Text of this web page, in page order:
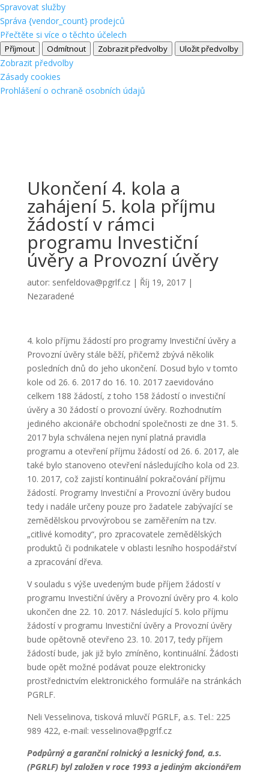
Spravovat služby
Správa {vendor_count} prodejců
Přečtěte si více o těchto účelech
Příjmout Odmítnout Zobrazit předvolby Uložit předvolby
Zobrazit předvolby
Zásady cookies
Prohlášení o ochraně osobních údajů
Ukončení 4. kola a
zahájení 5. kola příjmu
žádostí v rámci
programu Investiční
úvěry a Provozní úvěry
autor: senfeldova@pgrlf.cz| Říj 19, 2017|
Nezaradené
4. kolo příjmu žádostí pro programy Investiční úvěry a
Provozní úvěry stále běží, přičemž zbývá několik
posledních dnů do jeho ukončení. Dosud bylo v tomto
kole od 26. 6. 2017 do 16. 10. 2017 zaevidováno
celkem 188 žádostí, z toho 158 žádostí o investiční
úvěry a 30 žádostí o provozní úvěry. Rozhodnutím
jediného akcionáře obchodní společnosti ze dne 31. 5.
2017 byla schválena nejen nyní platná pravidla
programu a otevření příjmu žádostí od 26. 6. 2017, ale
také bylo stanoveno otevření následujícího kola od 23.
10. 2017, což zajistí kontinuální pokračování příjmu
žádostí. Programy Investiční a Provozní úvěry budou
tedy i nadále určeny pouze pro žadatele zabývající se
zemědělskou prvovýrobou se zaměřením na tzv.
„citlivé komodity“, pro zpracovatele zemědělských
produktů či podnikatele v oblasti lesního hospodářství
a zpracování dřeva.
V souladu s výše uvedeným bude příjem žádostí v
programu Investiční úvěry a Provozní úvěry pro 4. kolo
ukončen dne 22. 10. 2017. Následující 5. kolo příjmu
žádostí v programu Investiční úvěry a Provozní úvěry
bude opětovně otevřeno 23. 10. 2017, tedy příjem
žádostí bude, jak již bylo zmíněno, kontinuální. Žádosti
bude opět možné podávat pouze elektronicky
prostřednictvím elektronického formuláře na stránkách
PGRLF.
Neli Vesselinova, tisková mluvčí PGRLF, a.s. Tel.: 225
989 422, e-mail: vesselinova@pgrlf.cz
Podpůrný a garanční rolnický a lesnický fond, a.s.
(PGRLF) byl založen v roce 1993 a jediným akcionářem